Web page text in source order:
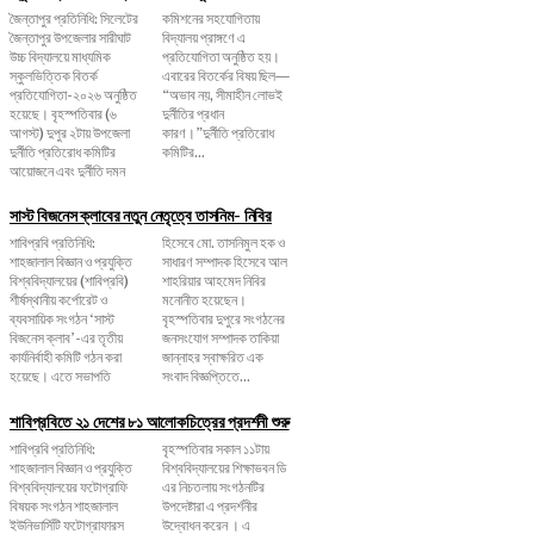
জৈন্তাপুর প্রতিনিধি: সিলেটের
জৈন্তাপুর উপজেলার সারীঘাট
উচ্চ বিদ্যালয়ে মাধ্যমিক
স্কুলভিত্তিক বিতর্ক
প্রতিযোগিতা-২০২৬ অনুষ্ঠিত
হয়েছে। বৃহস্পতিবার (৬
আগস্ট) দুপুর ২টায় উপজেলা
দুর্নীতি প্রতিরোধ কমিটির
আয়োজনে এবং দুর্নীতি দমন
কমিশনের সহযোগিতায়
বিদ্যালয় প্রাঙ্গণে এ
প্রতিযোগিতা অনুষ্ঠিত হয়।
এবারের বিতর্কের বিষয় ছিল—
“অভাব নয়, সীমাহীন লোভই
দুর্নীতির প্রধান
কারণ।”দুর্নীতি প্রতিরোধ
কমিটির...
সাস্ট বিজনেস ক্লাবের নতুন নেতৃত্বে তাসনিম- নিবির
শাবিপ্রবি প্রতিনিধি:
শাহজালাল বিজ্ঞান ও প্রযুক্তি
বিশ্ববিদ্যালয়ের (শাবিপ্রবি)
শীর্ষস্থানীয় কর্পোরেট ও
ব্যবসায়িক সংগঠন ‘সাস্ট
বিজনেস ক্লাব’-এর তৃতীয়
কার্যনির্বাহী কমিটি গঠন করা
হয়েছে। এতে সভাপতি
হিসেবে মো. তাসনিমুল হক ও
সাধারণ সম্পাদক হিসেবে আল
শাহরিয়ার আহমেদ নিবির
মনোনীত হয়েছেন।
বৃহস্পতিবার দুপুরে সংগঠনের
জনসংযোগ সম্পাদক তাকিয়া
জান্নাহর স্বাক্ষরিত এক
সংবাদ বিজ্ঞপ্তিতে...
শাবিপ্রবিতে ২১ দেশের ৮১ আলোকচিত্রের প্রদর্শনী শুরু
শাবিপ্রবি প্রতিনিধি:
শাহজালাল বিজ্ঞান ও প্রযুক্তি
বিশ্ববিদ্যালয়ের ফটোগ্রাফি
বিষয়ক সংগঠন শাহজালাল
ইউনিভার্সিটি ফটোগ্রাফারস
বৃহস্পতিবার সকাল ১১টায়
বিশ্ববিদ্যালয়ের শিক্ষাভবন ডি
এর নিচতলায় সংগঠনটির
উপদেষ্টারা এ প্রদর্শনীর
উদ্বোধন করেন । এ